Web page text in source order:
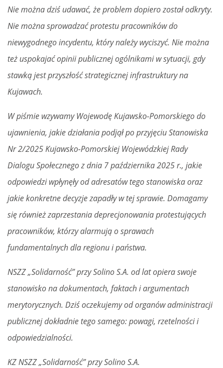
Nie można dziś udawać, że problem dopiero został odkryty.
Nie można sprowadzać protestu pracowników do
niewygodnego incydentu, który należy wyciszyć. Nie można
też uspokajać opinii publicznej ogólnikami w sytuacji, gdy
stawką jest przyszłość strategicznej infrastruktury na
Kujawach.
W piśmie wzywamy Wojewodę Kujawsko-Pomorskiego do
ujawnienia, jakie działania podjął po przyjęciu Stanowiska
Nr 2/2025 Kujawsko-Pomorskiej Wojewódzkiej Rady
Dialogu Społecznego z dnia 7 października 2025 r., jakie
odpowiedzi wpłynęły od adresatów tego stanowiska oraz
jakie konkretne decyzje zapadły w tej sprawie. Domagamy
się również zaprzestania deprecjonowania protestujących
pracowników, którzy alarmują o sprawach
fundamentalnych dla regionu i państwa.
NSZZ „Solidarność” przy Solino S.A. od lat opiera swoje
stanowisko na dokumentach, faktach i argumentach
merytorycznych. Dziś oczekujemy od organów administracji
publicznej dokładnie tego samego: powagi, rzetelności i
odpowiedzialności.
KZ NSZZ „Solidarność” przy Solino S.A.